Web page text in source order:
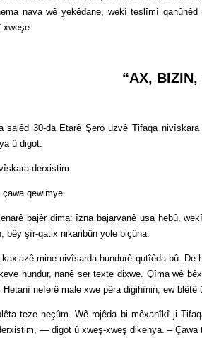
nava wê yekêdane, wekî teslîmî
xweşe.
“AX, BIZIN,
30-da Etarê Şero uzvê Tifaqa nivîskara
û digot:
derxistim.
qewimye.
dima: îzna bajarvanê usa hebû, wekî
bêy şîr-qatix nikaribûn yole biçûna.
mine nivîsarda hundurê qutîêda bû. De
hundur, nanê ser texte dixwe. Qîma wê
neferê male xwe pêra digihînin, ew
neçûm. Wê rojêda bi mêxanîkî ji Tifaqa
— digot û xweş-xweş dikenya. –